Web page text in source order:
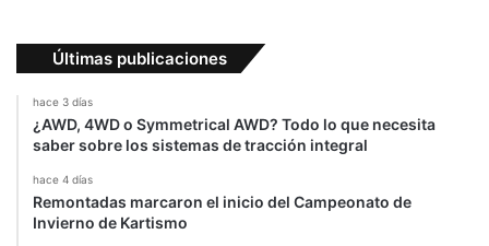
Últimas publicaciones
hace 3 días
¿AWD, 4WD o Symmetrical AWD? Todo lo que necesita
saber sobre los sistemas de tracción integral
hace 4 días
Remontadas marcaron el inicio del Campeonato de
Invierno de Kartismo